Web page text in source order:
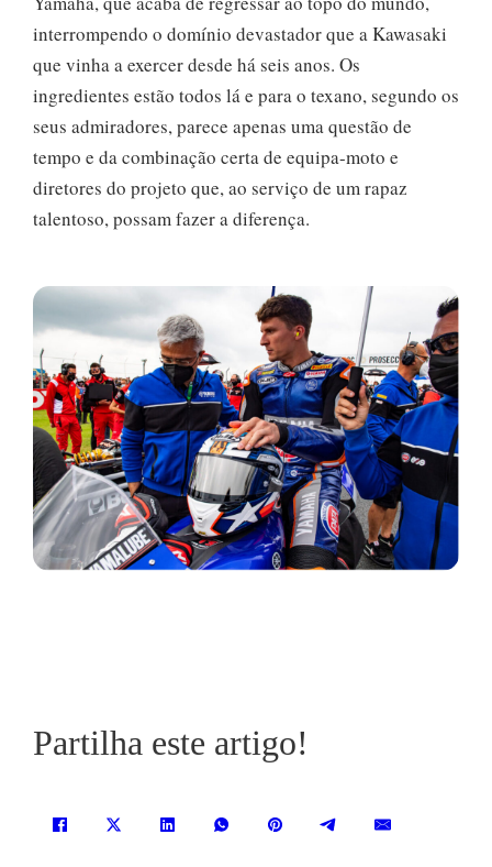
interrompendo o domínio devastador que a Kawasaki
que vinha a exercer desde há seis anos. Os
ingredientes estão todos lá e para o texano, segundo os
seus admiradores, parece apenas uma questão de
tempo e da combinação certa de equipa-moto e
diretores do projeto que, ao serviço de um rapaz
talentoso, possam fazer a diferença.
Partilha este artigo!